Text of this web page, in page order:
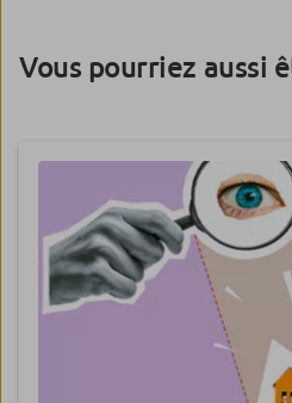
Vous pourriez aussi